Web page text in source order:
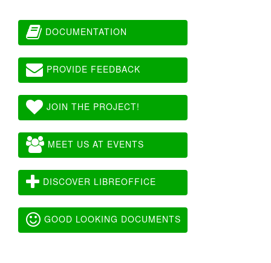
DOCUMENTATION
PROVIDE FEEDBACK
JOIN THE PROJECT!
MEET US AT EVENTS
DISCOVER LIBREOFFICE
GOOD LOOKING DOCUMENTS